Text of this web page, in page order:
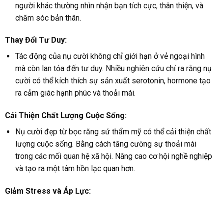
người khác thường nhìn nhận bạn tích cực, thân thiện, và
chăm sóc bản thân.
Thay Đổi Tư Duy:
Tác động của nụ cười không chỉ giới hạn ở vẻ ngoại hình
mà còn lan tỏa đến tư duy. Nhiều nghiên cứu chỉ ra rằng nụ
cười có thể kích thích sự sản xuất serotonin, hormone tạo
ra cảm giác hạnh phúc và thoải mái.
Cải Thiện Chất Lượng Cuộc Sống:
Nụ cười đẹp từ bọc răng sứ thẩm mỹ có thể cải thiện chất
lượng cuộc sống. Bằng cách tăng cường sự thoải mái
trong các mối quan hệ xã hội. Nâng cao cơ hội nghề nghiệp
và tạo ra một tâm hồn lạc quan hơn.
Giảm Stress và Áp Lực: